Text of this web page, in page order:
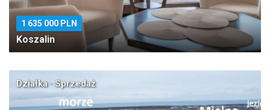
1 635 000 PLN
Koszalin
Działka · Sprzedaż